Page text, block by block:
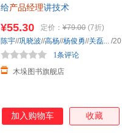
给产品经理讲技术
¥55.30 定价： ¥79.00 (7折)
木垛图书旗舰店
1条评论
陈宇//巩晓波//高杨//杨俊勇//关磊... /
加入购物车 收藏